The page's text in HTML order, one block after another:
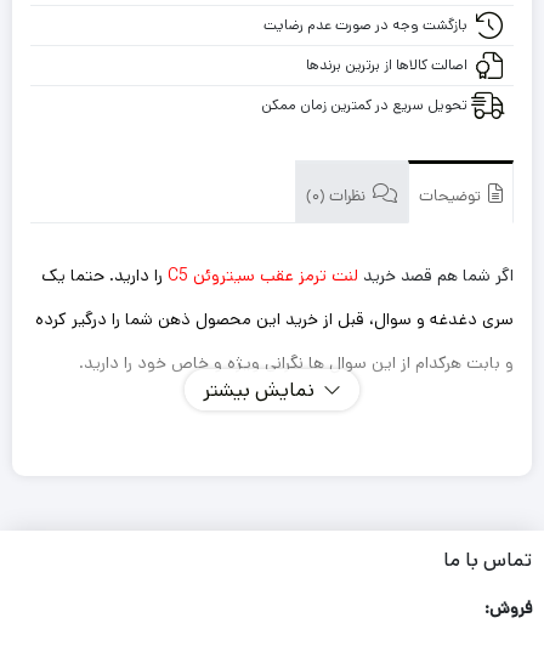
بازگشت وجه در صورت عدم رضایت
اصالت کالاها از برترین برندها
تحویل سریع در کمترین زمان ممکن
توضیحات نظرات (0)
اگر شما هم قصد خرید لنت ترمز عقب سیتروئن C5
را دارید. حتما یک
سری دغدغه و سوال، قبل از خرید این محصول ذهن شما را درگیر کرده
و بابت هرکدام از این سوال ها نگرانی ویژه و خاص خود را دارید.
طول عمر کوتاهی نداشته باشد و مجبور باشم بعد از یک مدت
نمایش بیشتر
تماس با ما
فروش: